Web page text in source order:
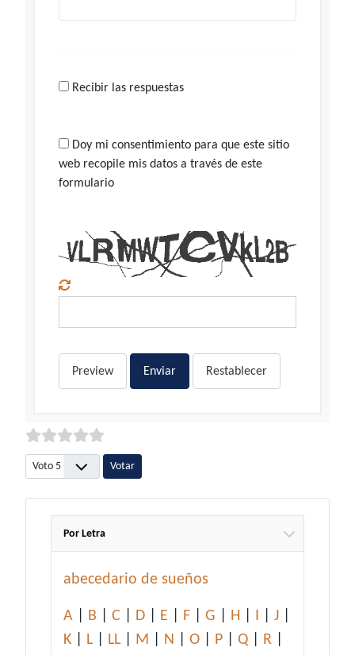
Recibir las respuestas
Doy mi consentimiento para que este sitio
web recopile mis datos a través de este
formulario
Preview Enviar Restablecer
Por favor, vote
Por Letra
abecedario de sueños
A B C D E F G H I J
K
L LL M N O P Q R